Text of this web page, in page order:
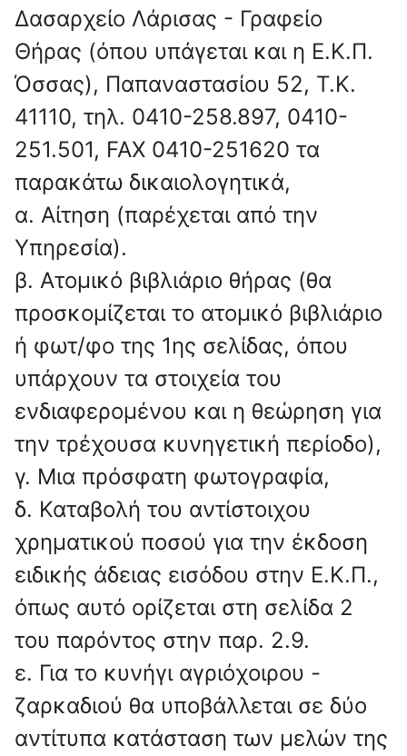
Δασαρχείο Λάρισας - Γραφείο
Θήρας (όπου υπάγεται και η Ε.Κ.Π.
Όσσας), Παπαναστασίου 52, Τ.Κ.
41110, τηλ. 0410-258.897, 0410-
251.501, FAX 0410-251620 τα
παρακάτω δικαιολογητικά,
α. Αίτηση (παρέχεται από την
Υπηρεσία).
β. Ατομικό βιβλιάριο θήρας (θα
προσκομίζεται το ατομικό βιβλιάριο
ή φωτ/φο της 1ης σελίδας, όπου
υπάρχουν τα στοιχεία του
ενδιαφερομένου και η θεώρηση για
την τρέχουσα κυνηγετική περίοδο),
γ. Μια πρόσφατη φωτογραφία,
δ. Καταβολή του αντίστοιχου
χρηματικού ποσού για την έκδοση
ειδικής άδειας εισόδου στην Ε.Κ.Π.,
όπως αυτό ορίζεται στη σελίδα 2
του παρόντος στην παρ. 2.9.
ε. Για το κυνήγι αγριόχοιρου -
ζαρκαδιού θα υποβάλλεται σε δύο
αντίτυπα κατάσταση των μελών της